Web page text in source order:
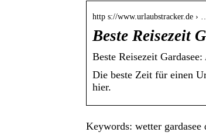
http s://www.urlaubstracker.de ›
Beste Reisezeit
Beste Reisezeit
Die beste Zeit für einen
hier.
Keywords: wetter gardasee